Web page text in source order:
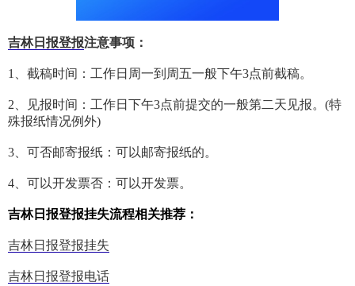
吉林日报登报注意事项：
1、截稿时间：工作日周一到周五一般下午3点前截稿。
2、见报时间：工作日下午3点前提交的一般第二天见报。(特
殊报纸情况例外)
3、可否邮寄报纸：可以邮寄报纸的。
4、可以开发票否：可以开发票。
吉林日报登报挂失流程相关推荐：
吉林日报登报挂失
吉林日报登报电话